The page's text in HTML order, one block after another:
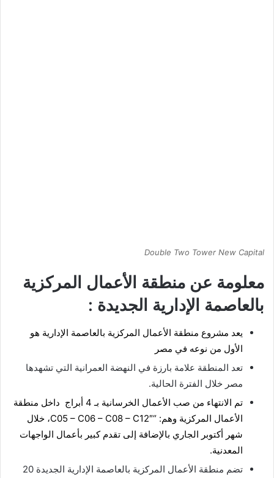
Double Two Tower New Capital
معلومة عن منطقة الأعمال المركزية
بالعاصمة الإدارية الجديدة :
يعد مشروع منطقة الأعمال المركزية بالعاصمة الإدارية هو
الأول من نوعه في مصر
تعد المنطقة علامة بارزة في النهضة العمرانية التي تشهدها
مصر خلال الفترة الحالية.
تم الانتهاء من صب الأعمال الخرسانية بـ 4 أبراج داخل
منطقة
الأعمال المركزية
وهم: “C05 – C06 – C08 – C12″، خلال
شهر أكتوبر الجاري بالإضافة إلى تقدم كبير بأعمال الواجهات
المعدنية.
تضم منطقة الأعمال المركزية بالعاصمة الإدارية الجديدة 20